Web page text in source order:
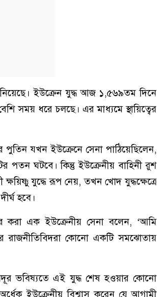
ইউক্রেন যুদ্ধ আজ ১,৫৬৯তম দিনে
সময় ধরে চলছে। এর মাধ্যমে স্থায়িত্বের
পুতিন যখন ইউক্রেনে সেনা পাঠিয়েছিলেন,
পতন ঘটবে। কিন্তু ইউক্রেনীয় বাহিনী রুশ
যুদ্ধে রূপ নেয়, তখন খোদ যুদ্ধক্ষেত্রে
হবে।
করা এক ইউক্রেনীয় সেনা বলেন, ‘আমি
কোনো একটি সমঝোতায়
অদূর ভবিষ্যতে এই যুদ্ধ শেষ হওয়ার কোনো
ইউক্রেনীয় বিশ্বাস করেন যে আগামী